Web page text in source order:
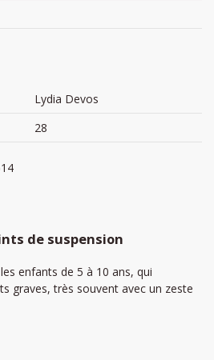
Lydia Devos
28
de suspension
enfants de 5 à 10 ans, qui
graves, très souvent avec un zeste